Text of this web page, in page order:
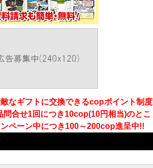
なギフトに交換できるcopポイント制度
問合せ1回につき10cop(10円相当)のとこ
ペーン中につき100～200cop進呈中!!